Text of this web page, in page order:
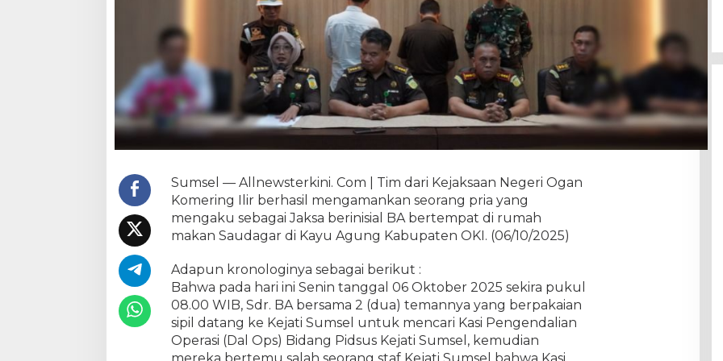
n
Y
a
n
g
D
d
u
g
S
Sumsel — Allnewsterkini. Com | Tim dari Kejaksaan Negeri Ogan
Komering Ilir berhasil mengamankan seorang pria yang
mengaku sebagai Jaksa berinisial BA bertempat di rumah
makan Saudagar di Kayu Agung Kabupaten OKI. (06/10/2025)
Adapun kronologinya sebagai berikut :
Bahwa pada hari ini Senin tanggal 06 Oktober 2025 sekira pukul
08.00 WIB, Sdr. BA bersama 2 (dua) temannya yang berpakaian
sipil datang ke Kejati Sumsel untuk mencari Kasi Pengendalian
Operasi (Dal Ops) Bidang Pidsus Kejati Sumsel, kemudian